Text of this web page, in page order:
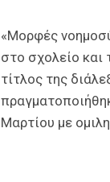
«Μορφές
στο σχολείο και
τίτλος της
Μαρτίου με